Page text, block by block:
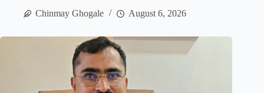
Chinmay Ghogale
August 6, 2026